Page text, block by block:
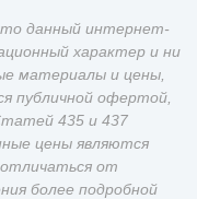
данный интернет-
характер и ни
материалы и цены,
публичной офертой,
435 и 437
цены являются
от
более подробной